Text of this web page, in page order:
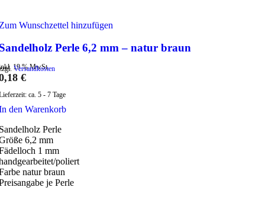
Wunschzettel hinzufügen
Perle 6,2 mm – natur braun
19 % MwSt.
Versandkosten
€
ca. 5 - 7 Tage
den Warenkorb
Perle
6,2 mm
1 mm
poliert
natur braun
je Perle